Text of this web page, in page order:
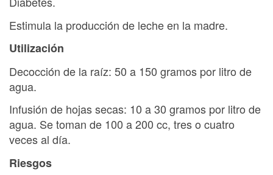
Estimula la producción de leche en la madre.
Utilización
Decocción de la raíz: 50 a 150 gramos por litro de
agua.
Infusión de hojas secas: 10 a 30 gramos por litro de
agua. Se toman de 100 a 200 cc, tres o cuatro
veces al día.
Riesgos